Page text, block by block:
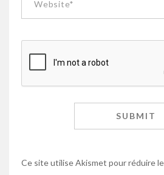
Ce site utilise Akismet pour réduire